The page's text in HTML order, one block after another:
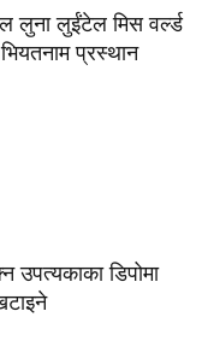
लुना लुईंटेल मिस वर्ल्ड
भियतनाम प्रस्थान
उपत्यकाका डिपोमा